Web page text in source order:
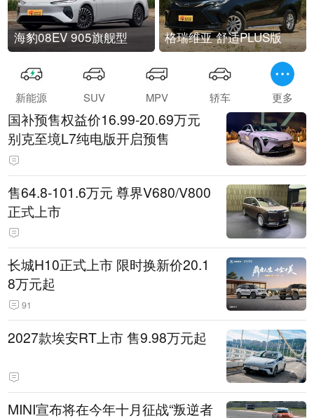
海豹08EV 905旗舰型 格瑞维亚 舒适PLUS版
新能源 SUV MPV 轿车 更多
国补预售权益价16.99-20.69万元
别克至境L7纯电版开启预售
售64.8-101.6万元 尊界V680/V800
正式上市
长城H10正式上市 限时换新价20.1
8万元起
91
2027款埃安RT上市 售9.98万元起
MINI宣布将在今年十月征战“叛逆者